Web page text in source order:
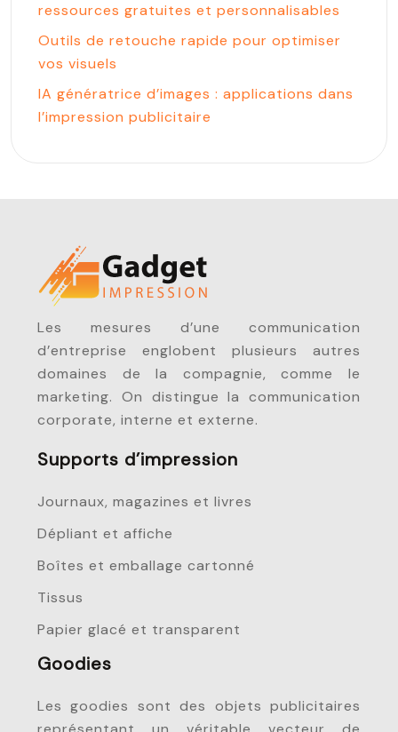
ressources gratuites et personnalisables
Outils de retouche rapide pour optimiser
vos visuels
IA génératrice d’images : applications dans
l’impression publicitaire
Les mesures d’une communication
d’entreprise englobent plusieurs autres
domaines de la compagnie, comme le
marketing. On distingue la communication
corporate, interne et externe.
Supports d’impression
Journaux, magazines et livres
Dépliant et affiche
Boîtes et emballage cartonné
Tissus
Papier glacé et transparent
Goodies
Les goodies sont des objets publicitaires